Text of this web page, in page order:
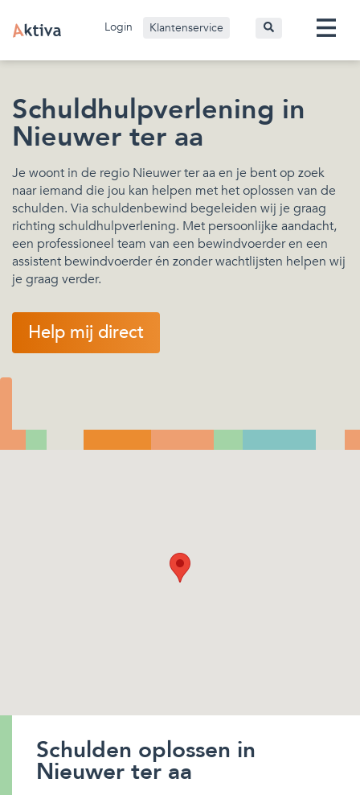
Login Klantenservice
Schuldhulpverlening in
Nieuwer ter aa
Je woont in de regio Nieuwer ter aa en je bent op zoek
naar iemand die jou kan helpen met het oplossen van de
schulden. Via schuldenbewind begeleiden wij je graag
richting schuldhulpverlening. Met persoonlijke aandacht,
een professioneel team van een bewindvoerder en een
assistent bewindvoerder én zonder wachtlijsten helpen wij
je graag verder.
Help mij direct
Schulden oplossen in
Nieuwer ter aa